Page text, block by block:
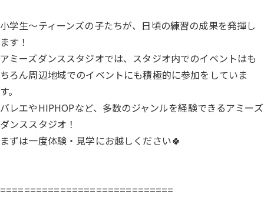
小学生～ティーンズの子たちが、日頃の練習の成果を発揮し
ます！
アミーズダンススタジオでは、スタジオ内でのイベントはも
ちろん周辺地域でのイベントにも積極的に参加をしていま
す。
バレエやHIPHOPなど、多数のジャンルを経験できるアミーズ
ダンススタジオ！
まずは一度体験・見学にお越しください🍀
=============================